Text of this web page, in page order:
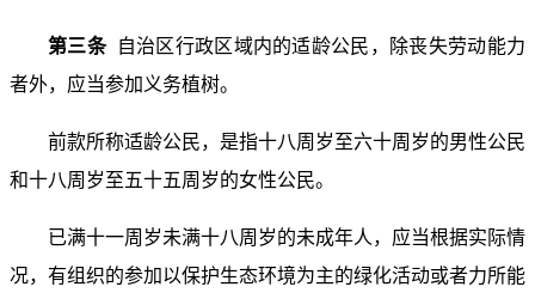
第三条 自治区行政区域内的适龄公民，除丧失劳动能力
者外，应当参加义务植树。
前款所称适龄公民，是指十八周岁至六十周岁的男性公民
和十八周岁至五十五周岁的女性公民。
已满十一周岁未满十八周岁的未成年人，应当根据实际情
况，有组织的参加以保护生态环境为主的绿化活动或者力所能